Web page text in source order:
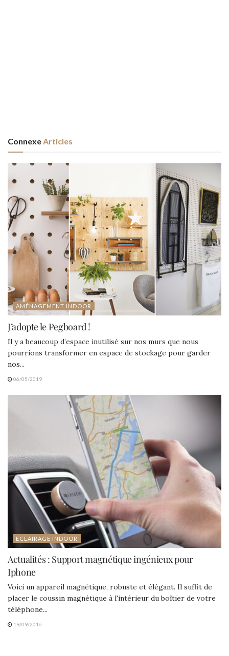
Connexe Articles
AMÉNAGEMENT INDOOR
J’adopte le Pegboard !
Il y a beaucoup d’espace inutilisé sur nos murs que nous
pourrions transformer en espace de stockage pour garder
nos...
06/05/2019
ECLAIRAGE INDOOR
Actualités : Support magnétique ingénieux pour
Iphone
Voici un appareil magnétique, robuste et élégant. Il suffit de
placer le coussin magnétique à l'intérieur du boîtier de votre
téléphone...
19/09/2016